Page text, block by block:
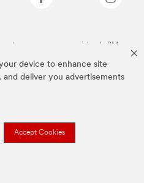
device to enhance site
and deliver you advertisements
Accept Cookies
son marcas comerciales de 3M.